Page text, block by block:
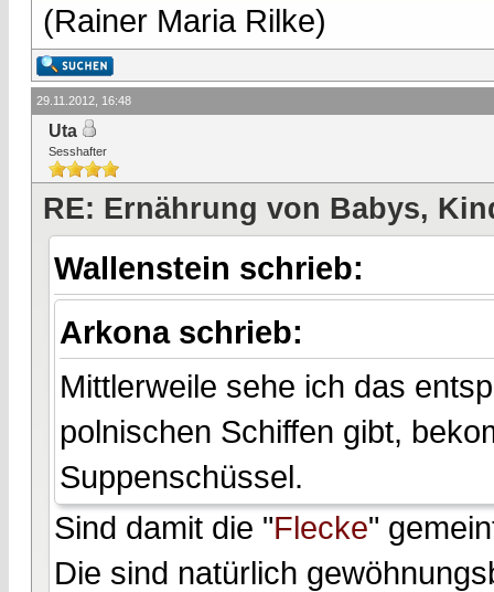
(Rainer Maria Rilke)
29.11.2012, 16:48
Uta
Sesshafter
RE: Ernährung von Babys,
Wallenstein schrieb:
Arkona schrieb:
Mittlerweile sehe ich das
polnischen Schiffen gibt,
Suppenschüssel.
Sind damit die "Flecke"
Die sind natürlich